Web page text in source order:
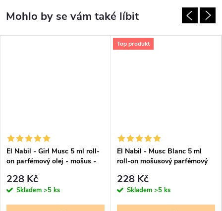
El Nabil - Girl Musc 5 ml roll-
on parfémový olej - mošus -
228 Kč
Skladem >5 ks
Top produkt
El Nabil - Musc Blanc 5 ml
roll-on mošusový parfémový
228 Kč
Skladem >5 ks